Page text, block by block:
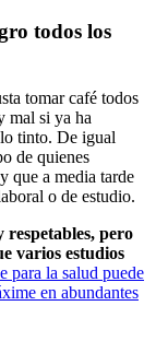
todos los
tomar café todos
mal si ya ha
tinto. De igual
de quienes
que a media tarde
o de estudio.
respetables, pero
varios estudios
para la salud puede
en abundantes